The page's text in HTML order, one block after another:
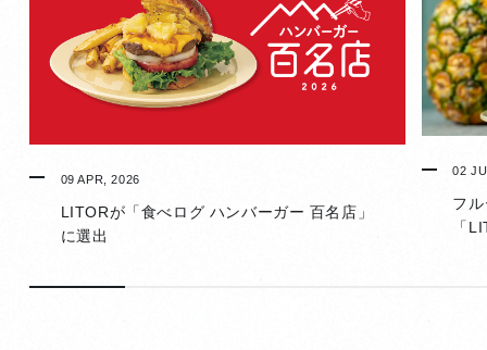
09 APR, 2026
LITORが「食べログ ハンバーガー 百名店」
に選出
02
フ
「